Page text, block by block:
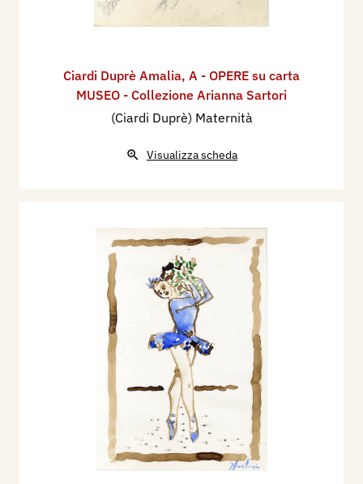
Ciardi Duprè Amalia, A - OPERE su carta
MUSEO - Collezione Arianna Sartori
(Ciardi Duprè) Maternità
Visualizza scheda